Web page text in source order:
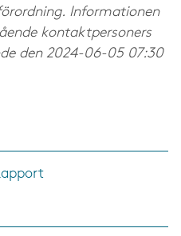
Informationen
kontaktpersoners
den 2024-06-05 07:30